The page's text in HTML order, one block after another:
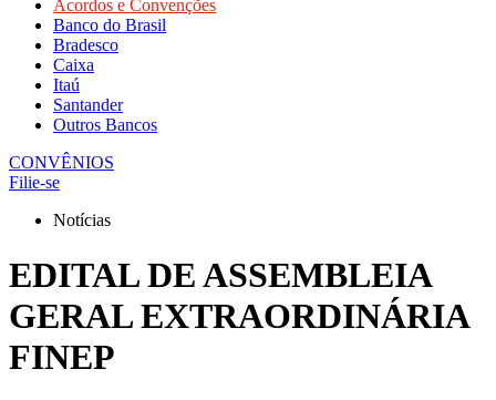
Acordos e Convenções
Banco do Brasil
Bradesco
Caixa
Itaú
Santander
Outros Bancos
CONVÊNIOS
Filie-se
Notícias
EDITAL DE ASSEMBLEIA
GERAL EXTRAORDINÁRIA
FINEP